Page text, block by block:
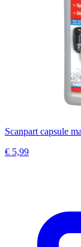
Scanpart capsule
€ 5,99